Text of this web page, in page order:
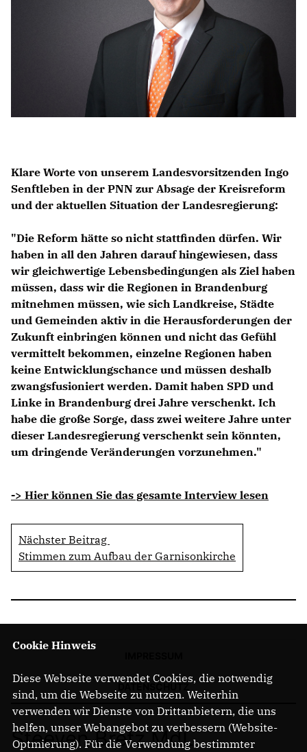
Klare Worte von unserem Landesvorsitzenden Ingo
Senftleben in der PNN zur Absage der Kreisreform
und der aktuellen Situation der Landesregierung:
"Die Reform hätte so nicht stattfinden dürfen. Wir
haben in all den Jahren darauf hingewiesen, dass
wir gleichwertige Lebensbedingungen als Ziel haben
müssen, dass wir die Regionen in Brandenburg
mitnehmen müssen, wie sich Landkreise, Städte
und Gemeinden aktiv in die Herausforderungen der
Zukunft einbringen können und nicht das Gefühl
vermittelt bekommen, einzelne Regionen haben
keine Entwicklungschance und müssen deshalb
zwangsfusioniert werden. Damit haben SPD und
Linke in Brandenburg drei Jahre verschenkt. Ich
habe die große Sorge, dass zwei weitere Jahre unter
dieser Landesregierung verschenkt sein könnten,
um dringende Veränderungen vorzunehmen."
-> Hier können Sie das gesamte Interview lesen
Nächster Beitrag
Stimmen zum Aufbau der Garnisonkirche
Steeven Bretz MdL
Cookie Hinweis
Diese Webseite verwendet Cookies, die notwendig
sind, um die Webseite zu nutzen. Weiterhin
verwenden wir Dienste von Drittanbietern, die uns
helfen, unser Webangebot zu verbessern (Website-
Optmierung). Für die Verwendung bestimmter